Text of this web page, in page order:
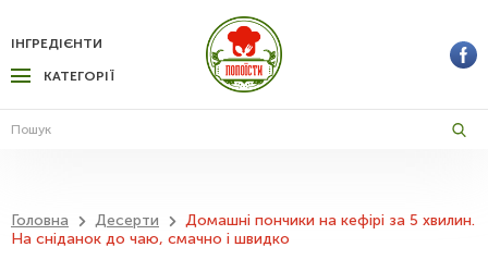
КАТЕГОРІЇ
ІНГРЕДІЄНТИ
Головна Десерти
Домашні пончики на кефірі за 5 хвилин.
На сніданок до чаю, смачно і швидко